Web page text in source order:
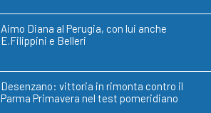
Aimo Diana al Perugia, con lui anche
E.Filippini e Belleri
Desenzano: vittoria in rimonta contro il
Parma Primavera nel test pomeridiano